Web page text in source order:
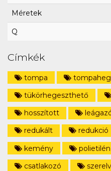
Méretek
Q
Címkék
tompa
tükörhegeszthető
hosszított
redukált
redukció
kemény
polietilén
csatlakozó